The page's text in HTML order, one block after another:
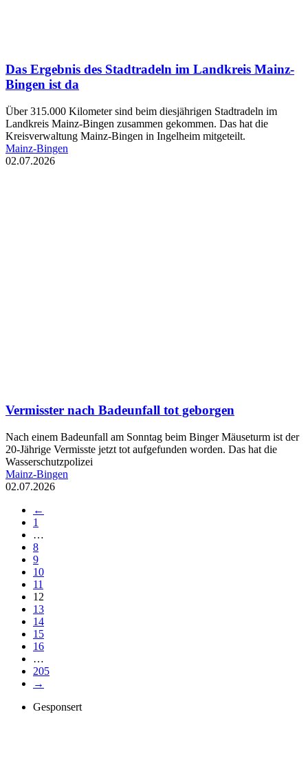
Das Ergebnis des Stadtradeln im Landkreis Mainz-
Bingen ist da
Über 315.000 Kilometer sind beim diesjährigen Stadtradeln im
Landkreis Mainz-Bingen zusammen gekommen. Das hat die
Kreisverwaltung Mainz-Bingen in Ingelheim mitgeteilt.
Mainz-Bingen
02.07.2026
Vermisster nach Badeunfall tot geborgen
Nach einem Badeunfall am Sonntag beim Binger Mäuseturm ist der
20-Jährige Vermisste jetzt tot aufgefunden worden. Das hat die
Wasserschutzpolizei
Mainz-Bingen
02.07.2026
←
1
…
8
9
10
11
12
13
14
15
16
…
205
→
Gesponsert